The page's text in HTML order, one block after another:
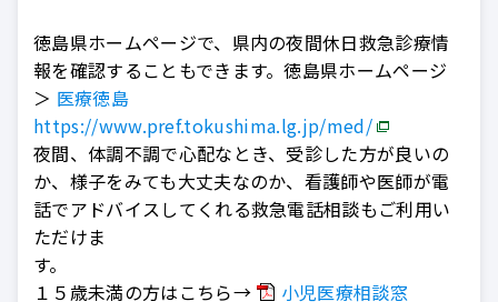
徳島県ホームページで、県内の夜間休日救急診療情
報を確認することもできます。徳島県ホームページ
＞ 医療徳島
https://www.pref.tokushima.lg.jp/med/
夜間、体調不調で心配なとき、受診した方が良いの
か、様子をみても大丈夫なのか、看護師や医師が電
話でアドバイスしてくれる救急電話相談もご利用い
ただけま
す
１５歳未満の方はこちら→
小児医療相談窓